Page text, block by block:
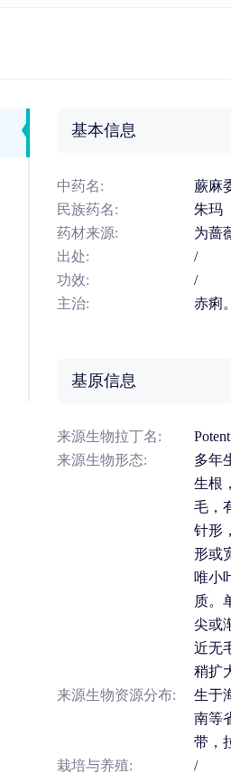
基本信息
中药名:
蕨麻
民族药名:
朱玛
药材来源:
为蔷
出处:
/
功效:
/
主治:
赤痢
基原信息
来源生物拉丁名:
来源生物形态:
多年
生根
毛，
针形
形或
唯小
质。
尖或
近无
稍扩
来源生物资源分布:
生于
南等
带，
栽培与养殖:
/